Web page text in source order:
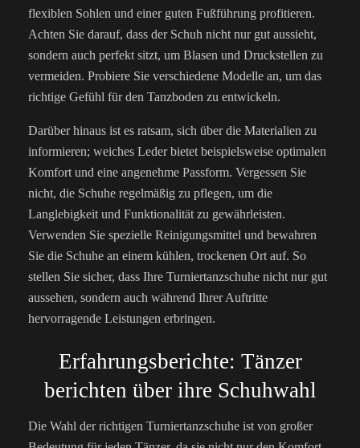
flexiblen Sohlen und einer guten Fußführung profitieren.
Achten Sie darauf, dass der Schuh nicht nur gut aussieht,
sondern auch perfekt sitzt, um Blasen und Druckstellen zu
vermeiden. Probiere Sie verschiedene Modelle an, um das
richtige Gefühl für den Tanzboden zu entwickeln.
Darüber hinaus ist es ratsam, sich über die Materialien zu
informieren; weiches Leder bietet beispielsweise optimalen
Komfort und eine angenehme Passform. Vergessen Sie
nicht, die Schuhe regelmäßig zu pflegen, um die
Langlebigkeit und Funktionalität zu gewährleisten.
Verwenden Sie spezielle Reinigungsmittel und bewahren
Sie die Schuhe an einem kühlen, trockenen Ort auf. So
stellen Sie sicher, dass Ihre Turniertanzschuhe nicht nur gut
aussehen, sondern auch während Ihrer Auftritte
hervorragende Leistungen erbringen.
Erfahrungsberichte: Tänzer
berichten über ihre Schuhwahl
Die Wahl der richtigen Turniertanzschuhe ist von großer